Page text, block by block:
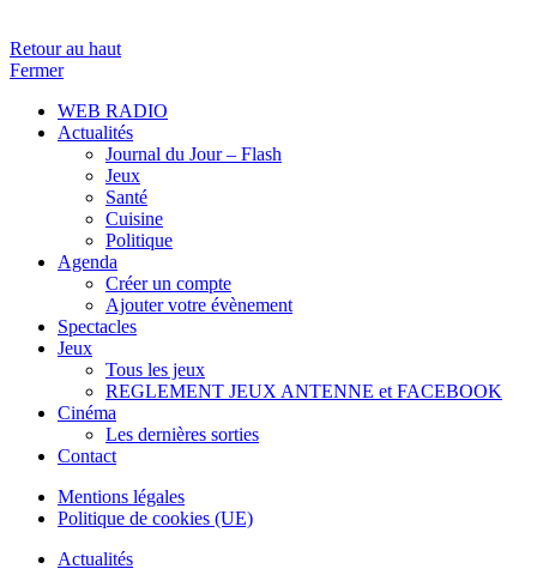
Retour au haut
Fermer
WEB RADIO
Actualités
Journal du Jour – Flash
Jeux
Santé
Cuisine
Politique
Agenda
Créer un compte
Ajouter votre évènement
Spectacles
Jeux
Tous les jeux
REGLEMENT JEUX ANTENNE et FACEBOOK
Cinéma
Les dernières sorties
Contact
Mentions légales
Politique de cookies (UE)
Actualités